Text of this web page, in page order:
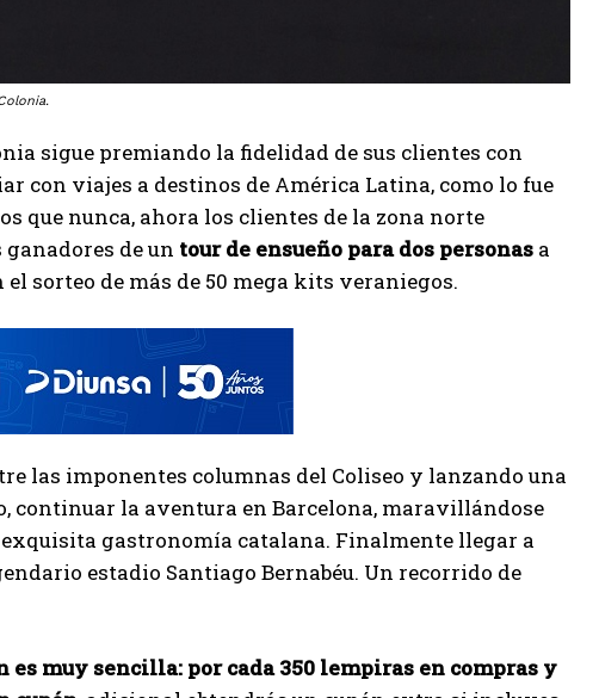
sigue premiando la fidelidad de sus clientes con
con viajes a destinos de América Latina, como lo fue
que nunca, ahora los clientes de la zona norte
de un tour de ensueño para dos personas a
sorteo de más de 50 mega kits veraniegos.
las imponentes columnas del Coliseo y lanzando una
continuar la aventura en Barcelona, maravillándose
gastronomía catalana. Finalmente llegar a
estadio Santiago Bernabéu. Un recorrido de
muy sencilla: por cada 350 lempiras en compras y